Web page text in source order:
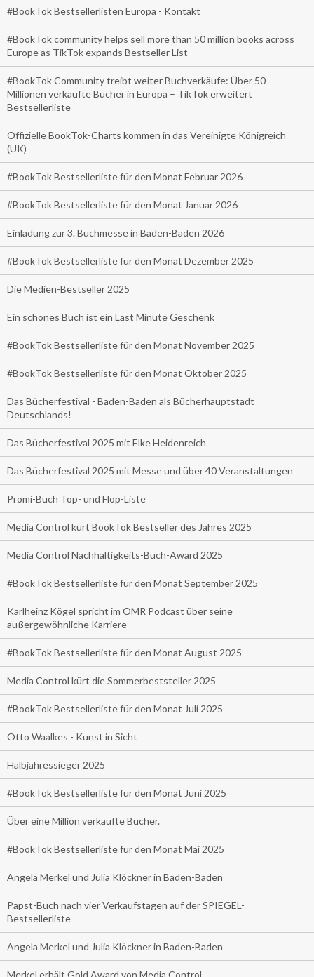
#BookTok Bestsellerlisten Europa - Kontakt
#BookTok community helps sell more than 50 million books across
Europe as TikTok expands Bestseller List
#BookTok Community treibt weiter Buchverkäufe: Über 50
Millionen verkaufte Bücher in Europa – TikTok erweitert
Bestsellerliste
Offizielle BookTok-Charts kommen in das Vereinigte Königreich
(UK)
#BookTok Bestsellerliste für den Monat Februar 2026
#BookTok Bestsellerliste für den Monat Januar 2026
Einladung zur 3. Buchmesse in Baden-Baden 2026
#BookTok Bestsellerliste für den Monat Dezember 2025
Die Medien-Bestseller 2025
Ein schönes Buch ist ein Last Minute Geschenk
#BookTok Bestsellerliste für den Monat November 2025
#BookTok Bestsellerliste für den Monat Oktober 2025
Das Bücherfestival - Baden-Baden als Bücherhauptstadt
Deutschlands!
Das Bücherfestival 2025 mit Elke Heidenreich
Das Bücherfestival 2025 mit Messe und über 40 Veranstaltungen
Promi-Buch Top- und Flop-Liste
Media Control kürt BookTok Bestseller des Jahres 2025
Media Control Nachhaltigkeits-Buch-Award 2025
#BookTok Bestsellerliste für den Monat September 2025
Karlheinz Kögel spricht im OMR Podcast über seine
außergewöhnliche Karriere
#BookTok Bestsellerliste für den Monat August 2025
Media Control kürt die Sommerbeststeller 2025
#BookTok Bestsellerliste für den Monat Juli 2025
Otto Waalkes - Kunst in Sicht
Halbjahressieger 2025
#BookTok Bestsellerliste für den Monat Juni 2025
Über eine Million verkaufte Bücher.
#BookTok Bestsellerliste für den Monat Mai 2025
Angela Merkel und Julia Klöckner in Baden-Baden
Papst-Buch nach vier Verkaufstagen auf der SPIEGEL-
Bestsellerliste
Angela Merkel und Julia Klöckner in Baden-Baden